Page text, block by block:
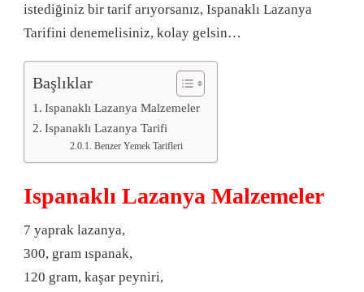
istediğiniz bir tarif arıyorsanız, Ispanaklı Lazanya
Tarifini denemelisiniz, kolay gelsin…
Başlıklar
Ispanaklı Lazanya Malzemeler
Ispanaklı Lazanya Tarifi
Benzer Yemek Tarifleri
Ispanaklı Lazanya Malzemeler
7 yaprak lazanya,
300, gram ıspanak,
120 gram, kaşar peyniri,